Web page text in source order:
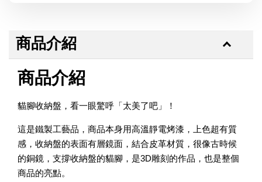
商品介紹
商品介紹
貓腳收納盤，看一眼驚呼「太美了吧」！
這是鐵製工藝品，商品本身用高溫靜電烤漆，上色超有質
感，收納盤的表面有層鏡面，結合皮革材質，很像古時候
的銅鏡，支撐收納盤的貓腳，是3D雕刻的作品，也是整個
商品的亮點。